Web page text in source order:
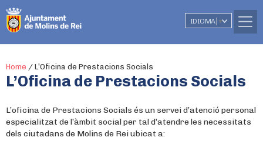
IDIOMA ▼
Home / L’Oficina de Prestacions Socials
L’Oficina de Prestacions Socials
L’oficina de Prestacions Socials és un servei d’atenció personal
especialitzat de l’àmbit social per tal d’atendre les necessitats
dels ciutadans de Molins de Rei ubicat a: